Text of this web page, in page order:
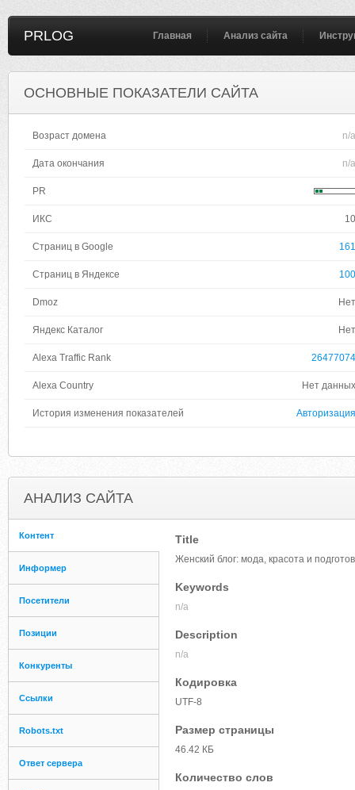
PRLOG Главная Анализ сайта
ОСНОВНЫЕ ПОКАЗАТЕЛИ САЙТА
Возраст домена n/a
Дата окончания n/a
PR
ИКС 10
Страниц в Google 161
Страниц в Яндексе 100
Dmoz Нет
Яндекс Каталог Нет
Alexa Traffic Rank 26477074
Alexa Country Нет данных
История изменения показателей Авторизация
АНАЛИЗ САЙТА
Контент
Информер
Посетители
Позиции
Конкуренты
Ссылки
Robots.txt
Ответ сервера
Title
Женский блог: мода, красота и
Keywords
n/a
Description
n/a
Кодировка
UTF-8
Размер страницы
46.42 КБ
Количество слов